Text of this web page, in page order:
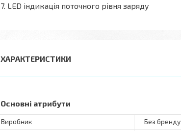
7. LED індикація поточного рівня заряду
ХАРАКТЕРИСТИКИ
Основні атрибути
Виробник
Без бренду